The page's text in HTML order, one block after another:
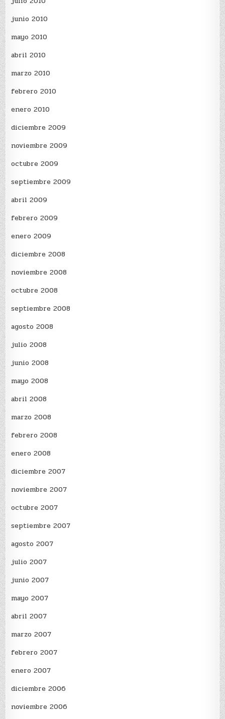
junio 2010
mayo 2010
abril 2010
marzo 2010
febrero 2010
enero 2010
diciembre 2009
noviembre 2009
octubre 2009
septiembre 2009
abril 2009
febrero 2009
enero 2009
diciembre 2008
noviembre 2008
octubre 2008
septiembre 2008
agosto 2008
julio 2008
junio 2008
mayo 2008
abril 2008
marzo 2008
febrero 2008
enero 2008
diciembre 2007
noviembre 2007
octubre 2007
septiembre 2007
agosto 2007
julio 2007
junio 2007
mayo 2007
abril 2007
marzo 2007
febrero 2007
enero 2007
diciembre 2006
noviembre 2006